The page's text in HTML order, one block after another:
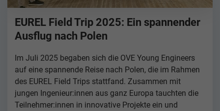
EUREL Field Trip 2025: Ein spannender
Ausflug nach Polen
Im Juli 2025 begaben sich die OVE Young Engineers
auf eine spannende Reise nach Polen, die im Rahmen
des EUREL Field Trips stattfand. Zusammen mit
jungen Ingenieur:innen aus ganz Europa tauchten die
Teilnehmer:innen in innovative Projekte ein und